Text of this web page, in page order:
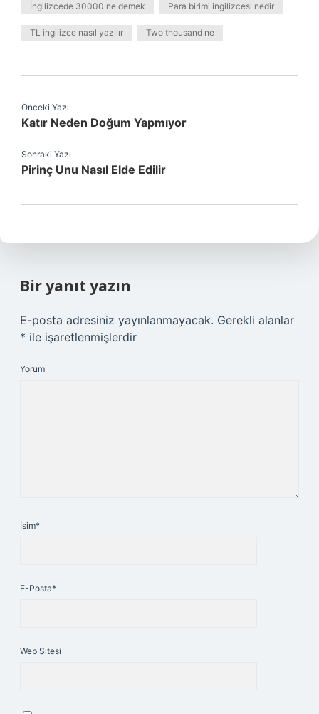
İngilizcede 30000 ne demek Para birimi ingilizcesi nedir
TL ingilizce nasıl yazılır Two thousand ne
Önceki Yazı
Katır Neden Doğum Yapmıyor
Sonraki Yazı
Pirinç Unu Nasıl Elde Edilir
Bir yanıt yazın
E-posta adresiniz yayınlanmayacak. Gerekli alanlar
* ile işaretlenmişlerdir
Yorum
İsim*
E-Posta*
Web Sitesi